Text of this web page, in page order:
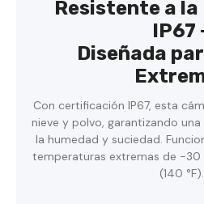
Resistente a
IP67
Diseñada
Con certificación IP67, esta
nieve y polvo, garantizando
la humedad y suciedad.
temperaturas extremas de -30
(140 °F).